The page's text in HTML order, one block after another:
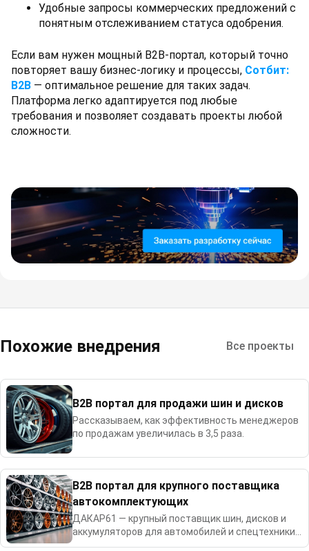
Удобные запросы коммерческих предложений с
понятным отслеживанием статуса одобрения.
Если вам нужен мощный B2B-портал, который точно
повторяет вашу бизнес-логику и процессы, Сотбит:
B2B — оптимальное решение для таких задач.
Платформа легко адаптируется под любые
требования и позволяет создавать проекты любой
сложности.
Похожие внедрения Все проекты
B2B портал для продажи шин и дисков
Рассказываем, как эффективность менеджеров
по продажам увеличилась в 3,5 раза.
B2B портал для крупного поставщика
автокомплектующих
ДАКАР61 — крупный поставщик шин, дисков и
аккумуляторов для автомобилей и спецтехники,
являющийся официальным дилером бренда